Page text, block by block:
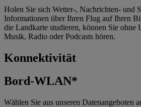
Holen Sie sich Wetter-, Nachrichten- und
Informationen über Ihren Flug auf Ihren
die Landkarte studieren, können Sie ohne
Musik, Radio oder Podcasts hören.
Konnektivität
Bord-WLAN*
Wählen Sie aus unseren Datenangeboten